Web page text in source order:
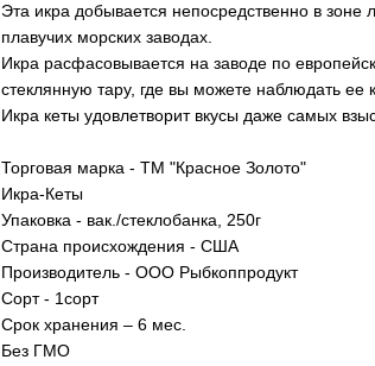
Эта икра добывается непосредственно в
плавучих морских заводах.
Икра расфасовывается на заводе по
стеклянную тару, где вы можете наблюдать ее
Икра кеты удовлетворит вкусы даже самых
Торговая марка - ТМ "Красное Золото"
Икра-Кеты
Упаковка - вак./стеклобанка, 250г
Страна происхождения - США
Производитель - ООО Рыбкоппродукт
Сорт - 1сорт
Срок хранения – 6 мес.
Без ГМО